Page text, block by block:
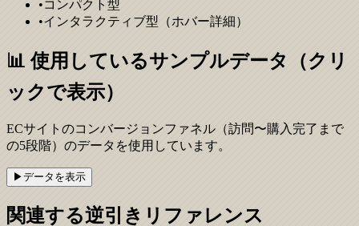
•コンパクト型
•インタラクティブ型（ホバー詳細）
📊 使用しているサンプルデータ（クリ
ックで表示）
ECサイトのコンバージョンファネル（訪問〜購入完了まで
の5段階）のデータを使用しています。
▶データを表示
関連する逆引きリファレンス